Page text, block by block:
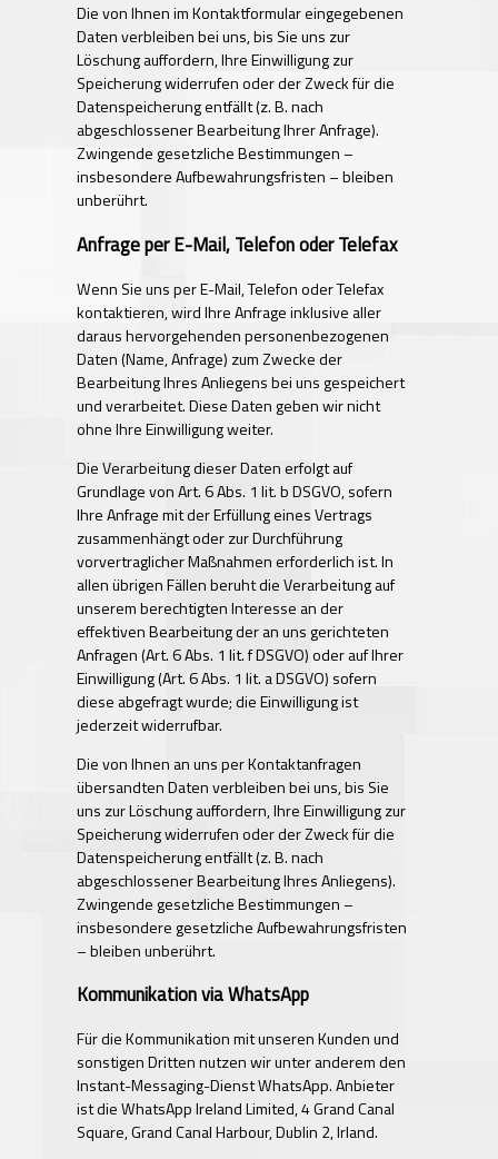
Die von Ihnen im Kontaktformular eingegebenen
Daten verbleiben bei uns, bis Sie uns zur
Löschung auffordern, Ihre Einwilligung zur
Speicherung widerrufen oder der Zweck für die
Datenspeicherung entfällt (z. B. nach
abgeschlossener Bearbeitung Ihrer Anfrage).
Zwingende gesetzliche Bestimmungen –
insbesondere Aufbewahrungsfristen – bleiben
unberührt.
Anfrage per E-Mail, Telefon oder Telefax
Wenn Sie uns per E-Mail, Telefon oder Telefax
kontaktieren, wird Ihre Anfrage inklusive aller
daraus hervorgehenden personenbezogenen
Daten (Name, Anfrage) zum Zwecke der
Bearbeitung Ihres Anliegens bei uns gespeichert
und verarbeitet. Diese Daten geben wir nicht
ohne Ihre Einwilligung weiter.
Die Verarbeitung dieser Daten erfolgt auf
Grundlage von Art. 6 Abs. 1 lit. b DSGVO, sofern
Ihre Anfrage mit der Erfüllung eines Vertrags
zusammenhängt oder zur Durchführung
vorvertraglicher Maßnahmen erforderlich ist. In
allen übrigen Fällen beruht die Verarbeitung auf
unserem berechtigten Interesse an der
effektiven Bearbeitung der an uns gerichteten
Anfragen (Art. 6 Abs. 1 lit. f DSGVO) oder auf Ihrer
Einwilligung (Art. 6 Abs. 1 lit. a DSGVO) sofern
diese abgefragt wurde; die Einwilligung ist
jederzeit widerrufbar.
Die von Ihnen an uns per Kontaktanfragen
übersandten Daten verbleiben bei uns, bis Sie
uns zur Löschung auffordern, Ihre Einwilligung zur
Speicherung widerrufen oder der Zweck für die
Datenspeicherung entfällt (z. B. nach
abgeschlossener Bearbeitung Ihres Anliegens).
Zwingende gesetzliche Bestimmungen –
insbesondere gesetzliche Aufbewahrungsfristen
– bleiben unberührt.
Kommunikation via WhatsApp
Für die Kommunikation mit unseren Kunden und
sonstigen Dritten nutzen wir unter anderem den
Instant-Messaging-Dienst WhatsApp. Anbieter
ist die WhatsApp Ireland Limited, 4 Grand Canal
Square, Grand Canal Harbour, Dublin 2, Irland.